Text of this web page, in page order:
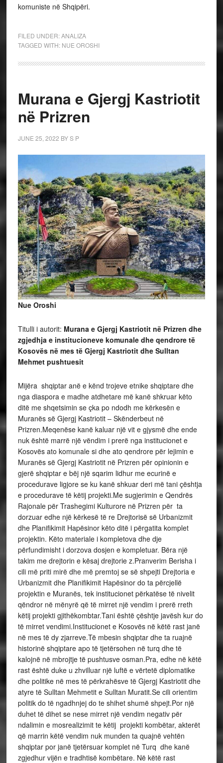
komuniste në Shqipëri.
FILED UNDER:ANALIZA
TAGGED WITH: NUE OROSHI
Murana e Gjergj Kastriotit
në Prizren
JUNE 25, 2022 BYS P
Nue Oroshi
Titulli i autorit: Murana e Gjergj Kastriotit në Prizren dhe
zgjedhja e institucioneve komunale dhe qendrore të
Kosovës në mes të Gjergj Kastriotit dhe Sulltan
Mehmet pushtuesit
Mijëra shqiptar anë e kënd trojeve etnike shqiptare dhe
nga diaspora e madhe atdhetare më kanë shkruar këto
ditë me shqetsimin se çka po ndodh me kërkesën e
Muranës së Gjergj Kastriotit – Skënderbeut në
Prizren.Meqenëse kanë kaluar një vit e gjysmë dhe ende
nuk është marrë një vëndim i prerë nga institucionet e
Kosovës ato komunale si dhe ato qendrore për lejimin e
Muranës së Gjergj Kastriotit në Prizren për opinionin e
gjerë shqiptar e bëj një sqarim lidhur me ecurinë e
procedurave ligjore se ku kanë shkuar deri më tani çështja
e procedurave të këtij projekti.Me sugjerimin e Qendrës
Rajonale për Trashegimi Kulturore në Prizren për ta
dorzuar edhe një kërkesë të re Drejtorisë së Urbanizmit
dhe Planifikimit Hapësinor këto ditë i përgatita komplet
projektin. Këto materiale i kompletova dhe dje
përfundimisht i dorzova dosjen e kompletuar. Bëra një
takim me drejtorin e kësaj drejtorie z.Pranverim Berisha i
cili më priti mirë dhe më premtoj se së shpejti Drejtoria e
Urbanizmit dhe Planifikimit Hapësinor do ta përcjellë
projektin e Muranës, tek institucionet përkatëse të nivelit
qëndror në mënyrë që të mirret një vendim i prerë rreth
këtij projekti gjithëkombtar.Tani është çështje javësh kur do
të mirret vendimi.Institucionet e Kosovës në këtë rast janë
në mes të dy zjarreve.Të mbesin shqiptar dhe ta ruajnë
historinë shqiptare apo të tjetërsohen në turq dhe të
kalojnë në mbrojtje të pushtusve osman.Pra, edhe në këtë
rast është duke u zhvilluar një luftë e vërtetë diplomatike
dhe politike në mes të përkrahësve të Gjergj Kastriotit dhe
atyre të Sulltan Mehmetit e Sulltan Muratit.Se cili orientim
politik do të ngadhnjej do te shihet shumë shpejt.Por një
duhet të dihet se nese mirret një vendim negativ për
ndalimin e mosrealizimit te këtij projekti kombëtar, akterët
që marrin këtë vendim nuk munden ta quajnë vehtën
shqiptar por janë tjetërsuar komplet në Turq dhe kanë
zgjedhur vijën e tradhtisë kombëtare. Në këtë rast